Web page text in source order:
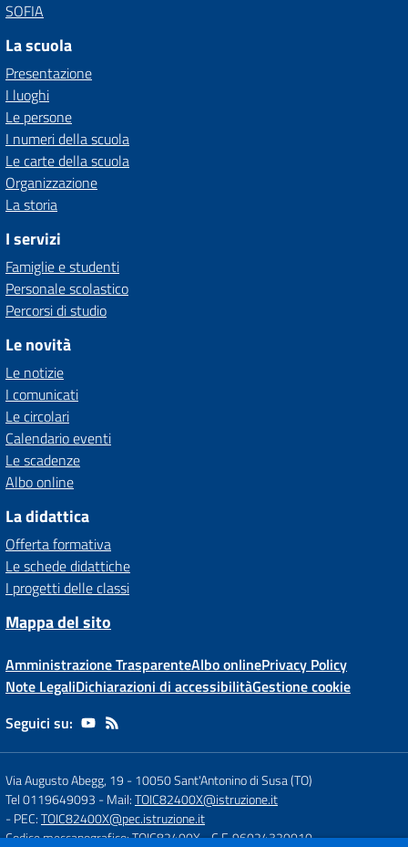
SOFIA
La scuola
Presentazione
I luoghi
Le persone
I numeri della scuola
Le carte della scuola
Organizzazione
La storia
I servizi
Famiglie e studenti
Personale scolastico
Percorsi di studio
Le novità
Le notizie
I comunicati
Le circolari
Calendario eventi
Le scadenze
Albo online
La didattica
Offerta formativa
Le schede didattiche
I progetti delle classi
Mappa del sito
Amministrazione TrasparenteAlbo onlinePrivacy Policy
Note LegaliDichiarazioni di accessibilitàGestione cookie
Seguici su:
Via Augusto Abegg, 19 -10050 Sant'Antonino di Susa (TO)
Tel 0119649093 - Mail:TOIC82400X@istruzione.it
- PEC:TOIC82400X@pec.istruzione.it
Codice meccanografico: TOIC82400X- C.F. 96024320010